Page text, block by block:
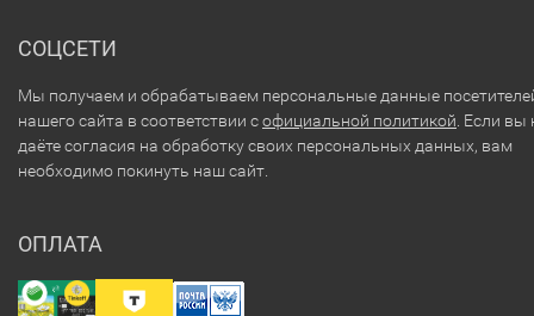
СОЦСЕТИ
Мы получаем и обрабатываем персональные данные
нашего сайта в соответствии софициальной политикой . Если вы
даёте согласия на обработку своих персональных данных, вам
необходимо покинуть наш сайт.
ОПЛАТА